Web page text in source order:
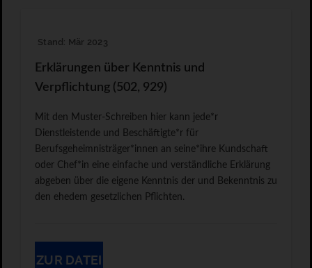
Stand: Mär 2023
Erklärungen über Kenntnis und
Verpflichtung (502, 929)
Mit den Muster-Schreiben hier kann jede*r
Dienstleistende und Beschäftigte*r für
Berufsgeheimnisträger*innen an seine*ihre Kundschaft
oder Chef*in eine einfache und verständliche Erklärung
abgeben über die eigene Kenntnis der und Bekenntnis zu
den ehedem gesetzlichen Pflichten.
ZUR DATEI